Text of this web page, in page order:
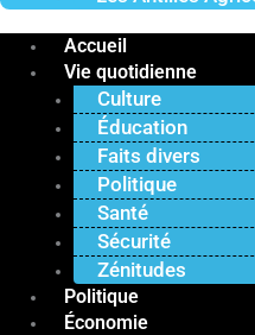
Accueil
Vie quotidienne
Culture
Éducation
Faits divers
Politique
Santé
Sécurité
Zénitudes
Politique
Économie